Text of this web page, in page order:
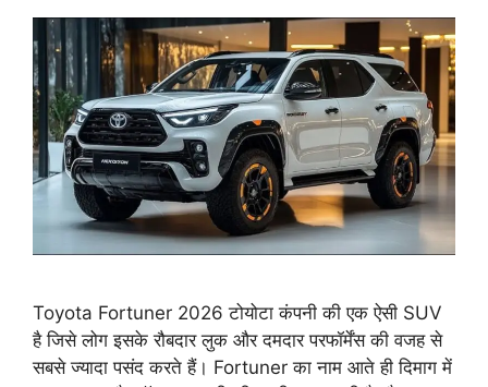
Toyota Fortuner 2026 टोयोटा कंपनी की एक ऐसी SUV
है जिसे लोग इसके रौबदार लुक और दमदार परफॉर्मेंस की वजह से
सबसे ज्यादा पसंद करते हैं। Fortuner का नाम आते ही दिमाग में